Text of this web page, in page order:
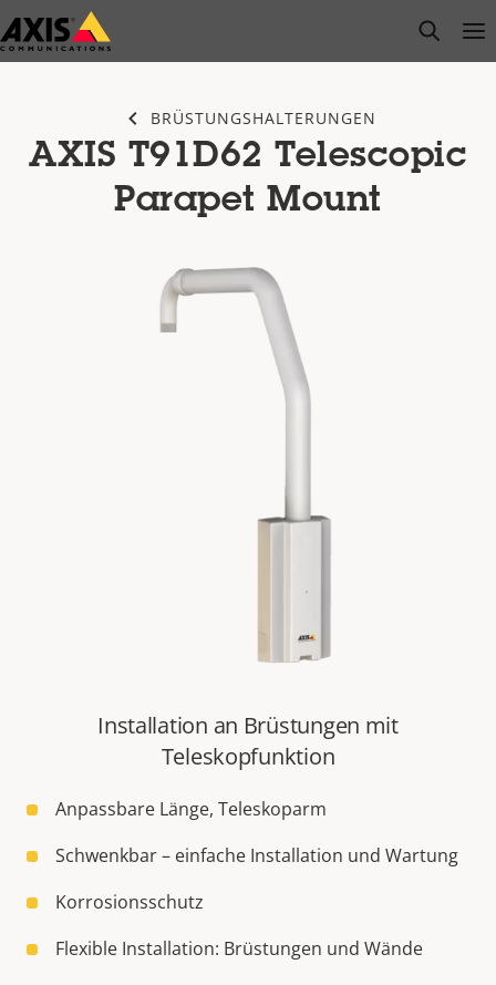
Zum
Hauptinhalt
open
BRÜSTUNGSHALTERUNGEN
AXIS T91D62 Telescopic
Parapet Mount
Installation an Brüstungen mit
Teleskopfunktion
Anpassbare Länge, Teleskoparm
Schwenkbar – einfache Installation und Wartung
Korrosionsschutz
Flexible Installation: Brüstungen und Wände